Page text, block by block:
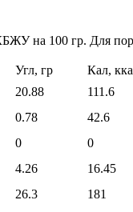
на 100 гр. Для
Угл, гр
Кал,
20.88 111.6
0.78 42.6
0 0
4.26 16.45
26.3 181